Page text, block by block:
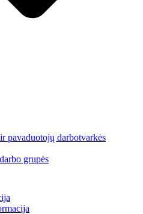
pavaduotojų darbotvarkės
grupės